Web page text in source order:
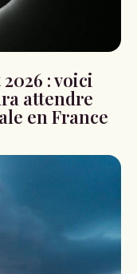
: voici
attendre
en France